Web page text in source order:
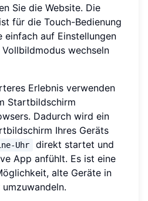
Sie die Website. Die
für die Touch-Bedienung
einfach auf Einstellungen
wechseln
Erlebnis verwenden
Startbildschirm
Dadurch wird ein
Ihres Geräts
Uhr
direkt startet und
App anfühlt. Es ist eine
alte Geräte in